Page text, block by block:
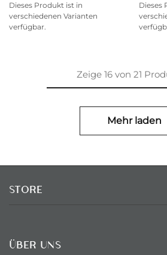
Dieses Produkt ist in
verschiedenen Varianten
verfügbar.
Dieses
Zeige16 von 21
Mehr laden
STORE
ÜBER UNS